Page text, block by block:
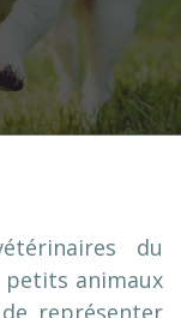
du
petits animaux